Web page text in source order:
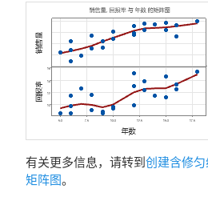
有关更多信息，请转到创建含修
矩阵图。